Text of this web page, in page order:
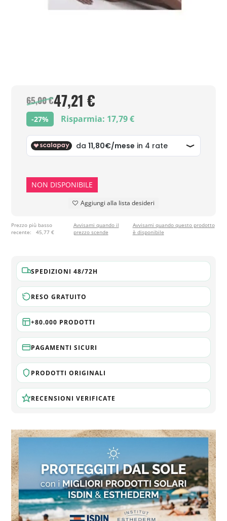
65,00 €47,21 €
-27% Risparmia: 17,79 €
NON DISPONIBILE
Aggiungi alla lista desideri
Prezzo più basso
recente:
45,77 €
Avvisami quando il
prezzo scende
Avvisami quando questo prodotto
è disponibile
SPEDIZIONI 48/72H
RESO GRATUITO
+80.000 PRODOTTI
PAGAMENTI SICURI
PRODOTTI ORIGINALI
RECENSIONI VERIFICATE